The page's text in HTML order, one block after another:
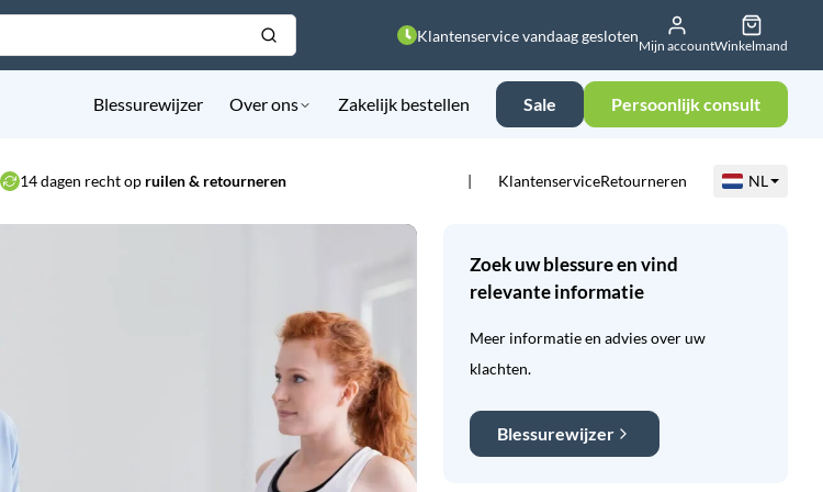
Klantenservice vandaag gesloten
Mijn accountWinkelmand
Blessurewijzer Over ons Zakelijk bestellen Sale Persoonlijk consult
14 dagen recht op ruilen & retourneren KlantenserviceRetourneren NL
Zoek uw blessure en vind
relevante informatie
Meer informatie en advies over uw
klachten.
Blessurewijzer